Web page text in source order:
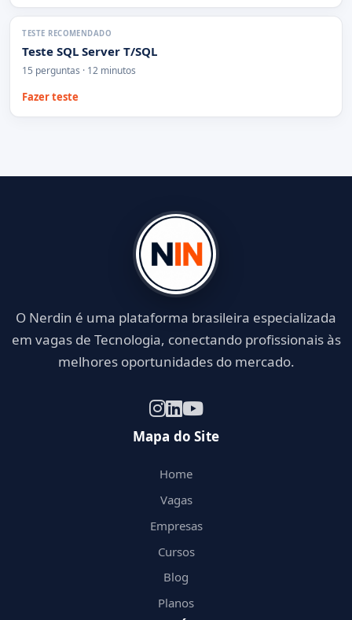
TESTE RECOMENDADO
Teste SQL Server T/SQL
15 perguntas · 12 minutos
Fazer teste
O Nerdin é uma plataforma brasileira especializada
em vagas de Tecnologia, conectando profissionais às
melhores oportunidades do mercado.
Mapa do Site
Home
Vagas
Empresas
Cursos
Blog
Planos